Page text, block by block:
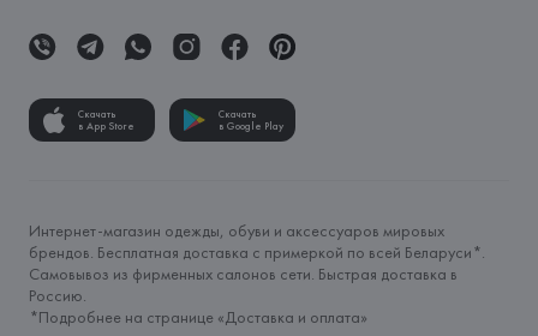
Скачать
в App Store
Скачать
в Google Play
Интернет-магазин одежды, обуви и аксессуаров мировых
брендов. Бесплатная доставка с примеркой по всей Беларуси*.
Самовывоз из фирменных салонов сети. Быстрая доставка в
Россию.
*Подробнее на странице «Доставка и оплата»